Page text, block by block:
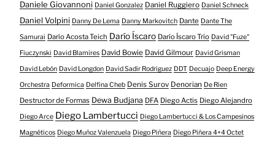
Daniele Giovannoni Daniel Gonzalez Daniel Ruggiero Daniel Schneck
Daniel Volpini Danny De Lema Danny Markovitch Dante Dante The
Samurai Darío Acosta Teich Darío Íscaro Darío Íscaro Trío David "Fuze"
Fiuczynski David Blamires David Bowie David Gilmour David Grisman
David Lebón David Longdon David Sadir Rodriguez DDT Decuajo Deep Energy
Orchestra Deformica Delfina Cheb Denis Surov Denorian De Rien
Destructor de Formas Dewa Budjana DFA Diego Actis Diego Alejandro
Diego Arce Diego Lambertucci Diego Lambertucci & Los Campesinos
Magnéticos Diego Muñoz Valenzuela Diego Piñera Diego Piñera 4+4 Octet